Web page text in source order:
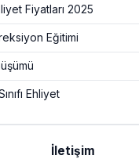
Fiyatları 2025
Eğitimi
Ehliyet
İletişim